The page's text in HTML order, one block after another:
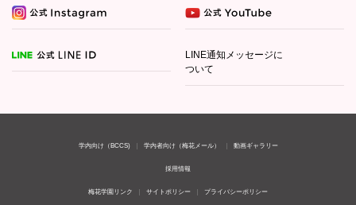
LINE通知メッセージに
ついて
学内向け（BCCS) 学内者向け（梅花メール） 動画ギャラリー
採用情報
梅花学園リンク サイトポリシー プライバシーポリシー